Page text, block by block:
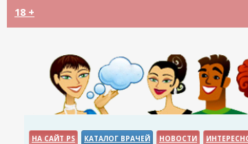
18 +
НА САЙТ PS КАТАЛОГ ВРАЧЕЙ НОВОСТИ